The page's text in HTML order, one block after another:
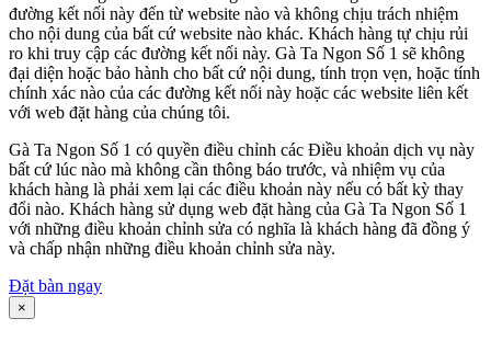
đường kết nối này đến từ website nào và không chịu trách nhiệm
cho nội dung của bất cứ website nào khác. Khách hàng tự chịu rủi
ro khi truy cập các đường kết nối này. Gà Ta Ngon Số 1 sẽ không
đại diện hoặc bảo hành cho bất cứ nội dung, tính trọn vẹn, hoặc tính
chính xác nào của các đường kết nối này hoặc các website liên kết
với web đặt hàng của chúng tôi.
Gà Ta Ngon Số 1 có quyền điều chỉnh các Điều khoản dịch vụ này
bất cứ lúc nào mà không cần thông báo trước, và nhiệm vụ của
khách hàng là phải xem lại các điều khoản này nếu có bất kỳ thay
đổi nào. Khách hàng sử dụng web đặt hàng của Gà Ta Ngon Số 1
với những điều khoản chỉnh sửa có nghĩa là khách hàng đã đồng ý
và chấp nhận những điều khoản chỉnh sửa này.
Đặt bàn ngay
×